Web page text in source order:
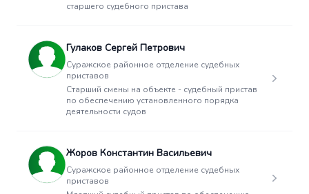
старшего судебного пристава
Гулаков Сергей Петрович
Суражское районное отделение судебных
приставов
Старший смены на объекте - судебный пристав
по обеспечению установленного порядка
деятельности судов
Жоров Константин Васильевич
Суражское районное отделение судебных
приставов